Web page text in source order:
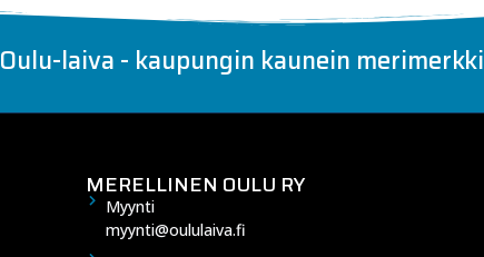
Oulu-laiva - kaupungin kaunein merimerkki
MERELLINEN OULU RY
Myynti
myynti@oululaiva.fi